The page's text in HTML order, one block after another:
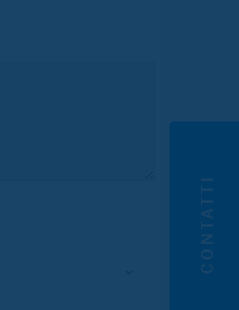
CONTATTI